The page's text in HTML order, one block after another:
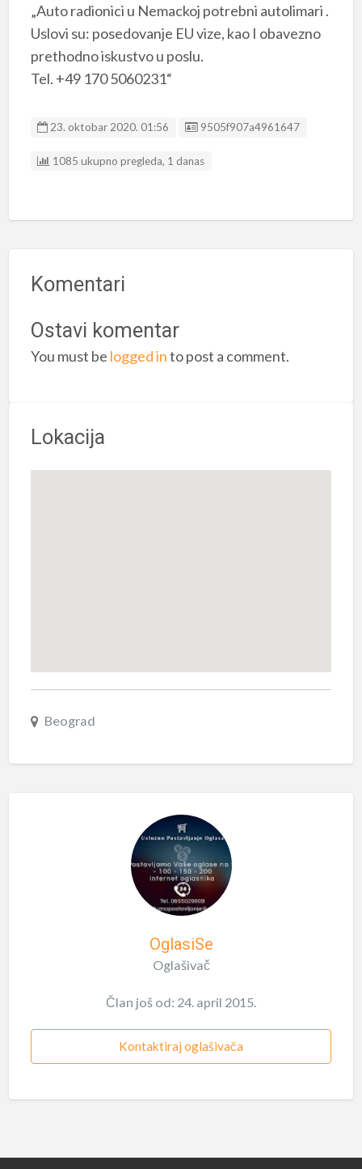
„Auto radionici u Nemackoj potrebni autolimari .
Uslovi su: posedovanje EU vize, kao I obavezno
prethodno iskustvo u poslu.
Tel. +49 170 5060231“
23. oktobar 2020. 01:56 Listing ID
9505f907a4961647
1085 ukupno pregleda, 1 danas
Komentari
Ostavi komentar
You must be logged into post a comment.
Lokacija
Beograd
OglasiSe
Oglašivač
Član još od: 24. april 2015.
Kontaktiraj oglašivača